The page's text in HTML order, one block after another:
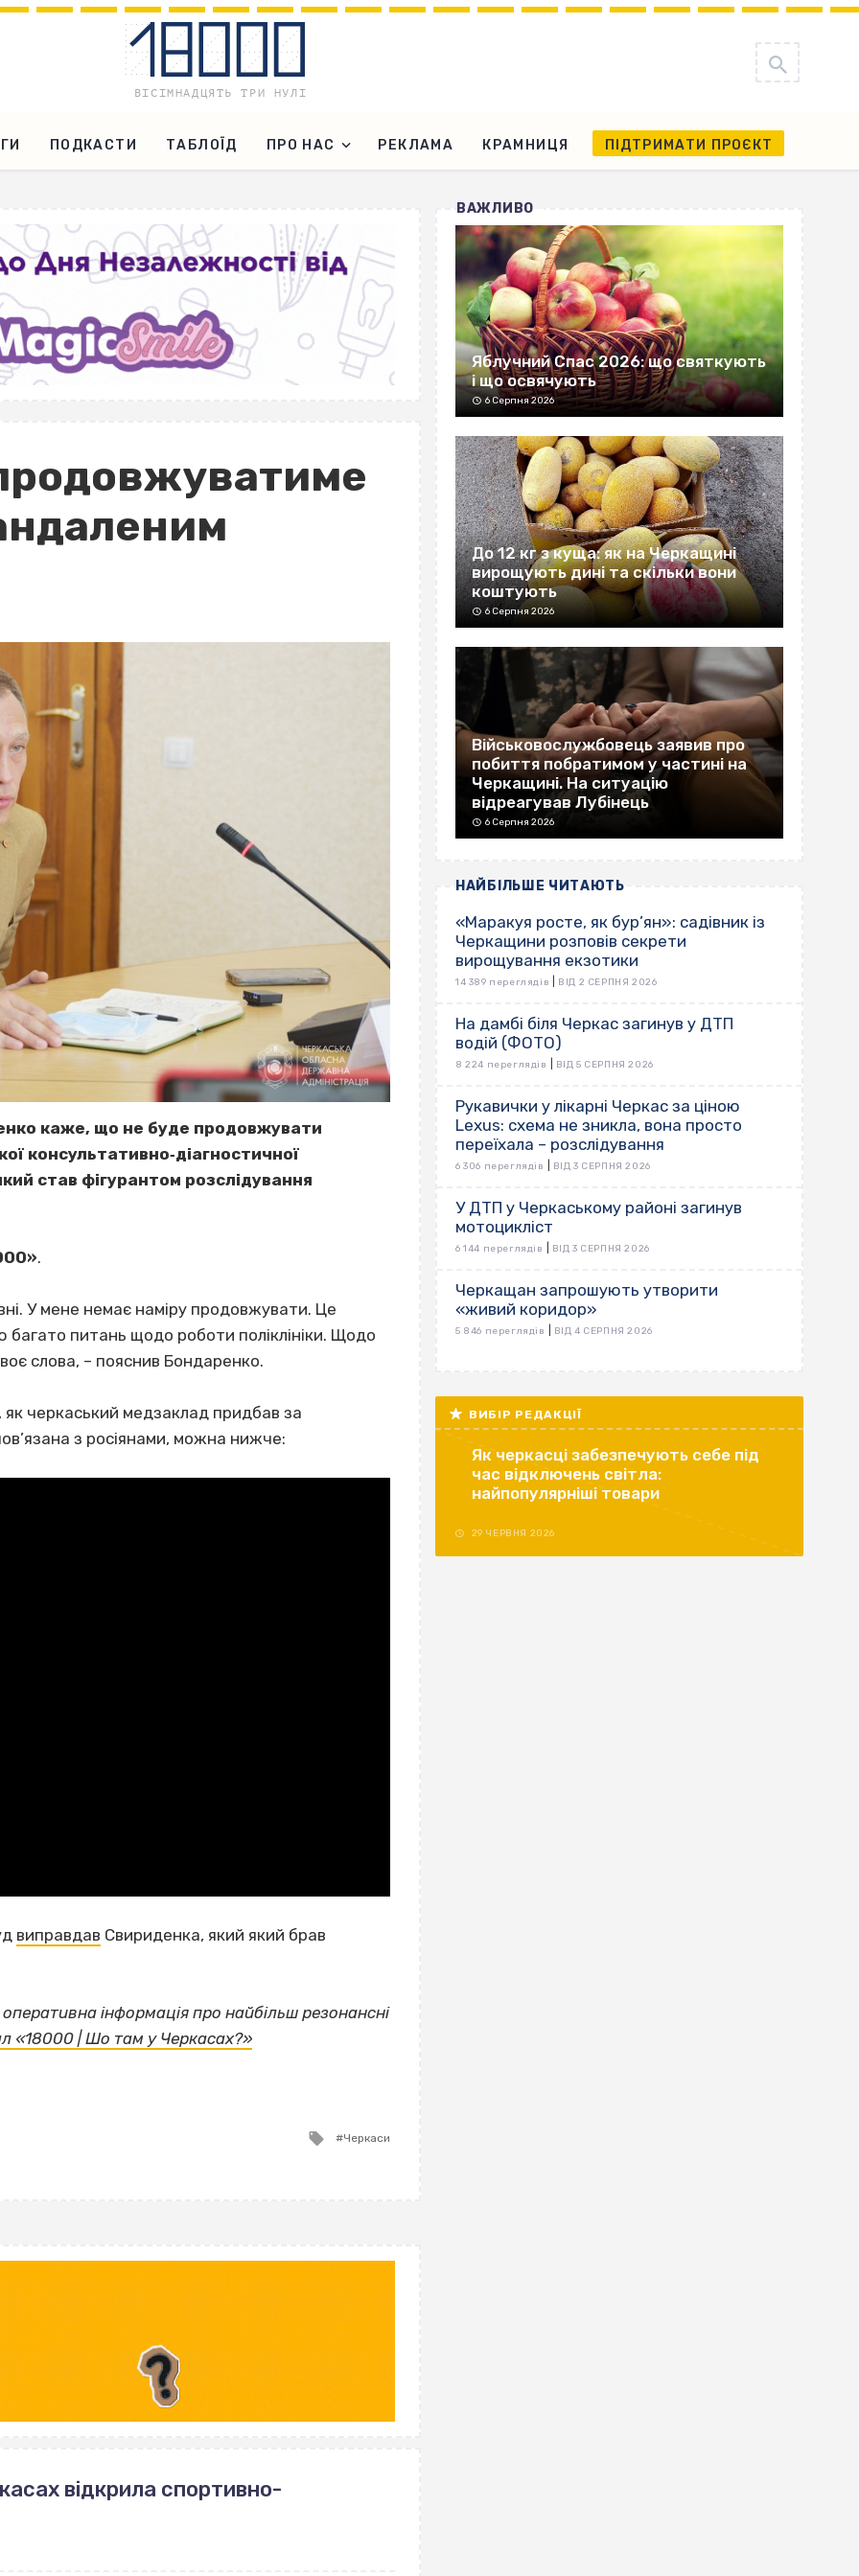
ПОДКАСТИ ТАБЛОЇД ПРО НАС РЕКЛАМА КРАМНИЦЯ ПІДТРИМАТИ ПРОЄКТ
каже, що не буде продовжувати
консультативно‐діагностичної
став фігурантом розслідування
.
У мене немає наміру продовжувати. Це
багато питань щодо роботи поліклініки. Щодо
слова, – пояснив Бондаренко.
черкаський медзаклад придбав за
з росіянами, можна нижче:
виправдав Свириденка, який який брав
інформація про найбільш резонансні
«18000 | Шо там у Черкасах?»
Tagged
Черкаси
відкрила спортивно-
ВАЖЛИВО
Яблучний Спас 2026: що святкують
і що освячують
6 Серпня 2026
До 12 кг з куща: як на Черкащині
вирощують дині та скільки вони
коштують
6 Серпня 2026
Військовослужбовець заявив про
побиття побратимом у частині на
Черкащині. На ситуацію
відреагував Лубінець
6 Серпня 2026
НАЙБІЛЬШЕ ЧИТАЮТЬ
«Маракуя росте, як бур’ян»: садівник із
Черкащини розповів секрети
вирощування екзотики
14 389 переглядів ВІД 2 СЕРПНЯ 2026
На дамбі біля Черкас загинув у ДТП
водій (ФОТО)
8 224 переглядів ВІД 5 СЕРПНЯ 2026
Рукавички у лікарні Черкас за ціною
Lexus: схема не зникла, вона просто
переїхала – розслідування
6 306 переглядів ВІД 3 СЕРПНЯ 2026
У ДТП у Черкаському районі загинув
мотоцикліст
6 144 переглядів ВІД 3 СЕРПНЯ 2026
Черкащан запрошують утворити
«живий коридор»
5 846 переглядів ВІД 4 СЕРПНЯ 2026
ВИБІР РЕДАКЦІЇ
Як черкасці забезпечують себе під
час відключень світла:
найпопулярніші товари
29 ЧЕРВНЯ 2026